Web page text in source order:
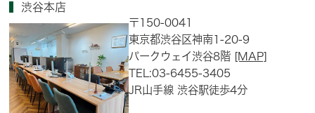
渋谷本店
〒150-0041
東京都渋谷区神南1-20-9
パークウェイ渋谷8階 [MAP]
TEL:03-6455-3405
JR山手線 渋谷駅徒歩4分